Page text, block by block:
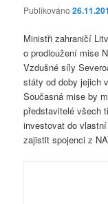
Publikováno
Ministři zahraničí
o prodloužení mise
Vzdušné síly
státy od doby jejich
Současná mise by
představitelé všech
investovat do
zajistit spojenci z